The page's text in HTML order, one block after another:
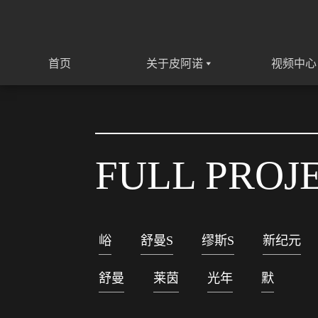
首页 关于皮阿诺 视频中心
FULL
峪 舒曼S 缪斯S 新纪元
舒曼 莱茵 光年 默